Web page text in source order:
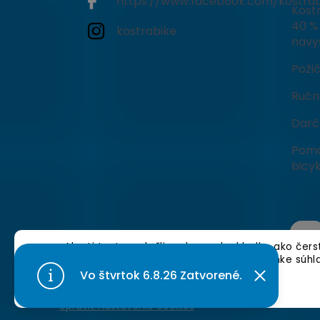
Aby ti tento web šliapal rovnako hladko ako
cookies. 🍪 Tvojou ďalšou jazdou po stránke
nájdeš tu].
Vo štvrtok 6.8.26 Zatvorené.
kostrabike
40
. Všetky práva vyhradené.
Upraviť nastavenie cookies